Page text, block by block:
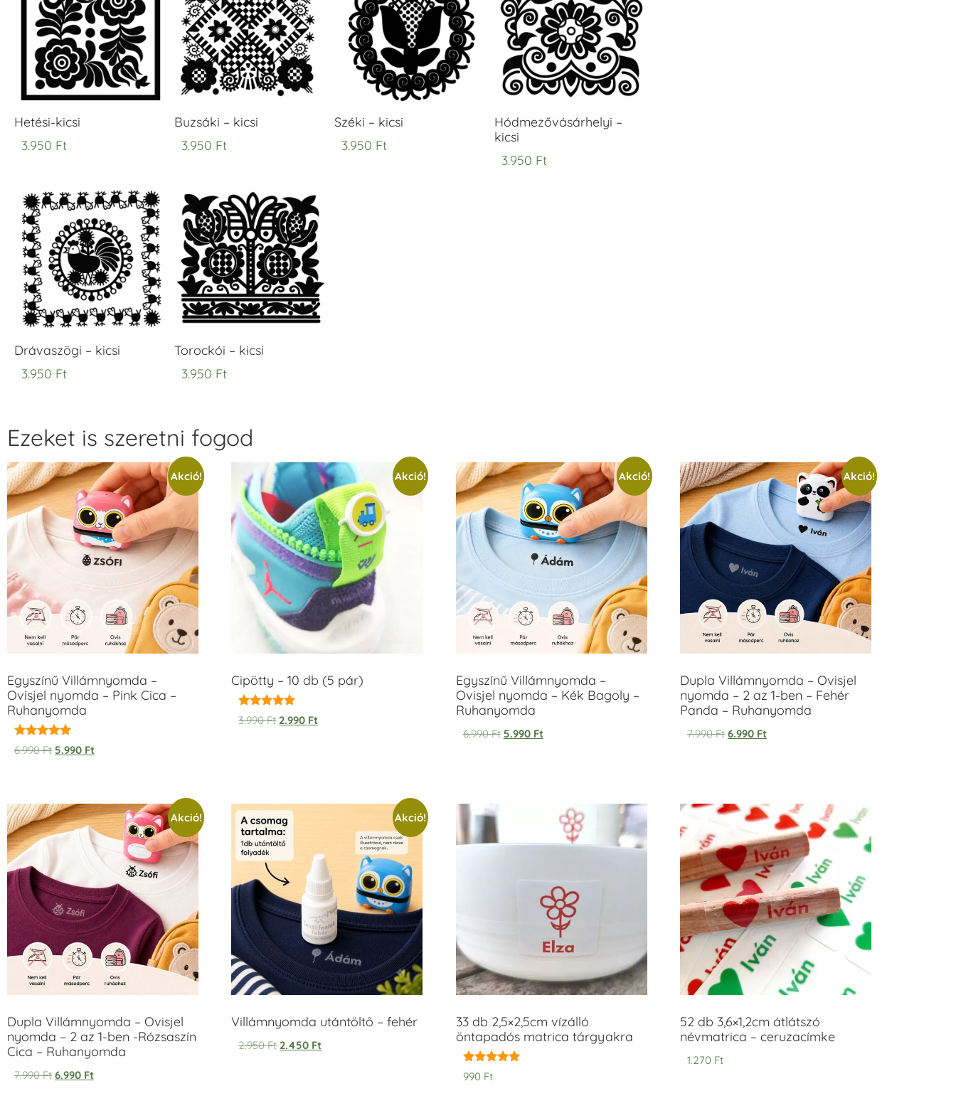
Hetési-kicsi
3.950 Ft
Buzsáki – kicsi
3.950 Ft
Széki – kicsi
3.950 Ft
Hódmezővásárhelyi –
kicsi
3.950 Ft
Drávaszögi – kicsi
3.950 Ft
Torockói – kicsi
3.950 Ft
Ezeket is szeretni fogod
Akció!
Egyszínű Villámnyomda –
Ovisjel nyomda – Pink Cica –
Ruhanyomda
Értékelés:
5.00
6.990Ft 5.990 Ft
Akció!
Cipötty – 10 db (5 pár)
Értékelés:
5.00
3.990Ft 2.990 Ft
Akció!
Egyszínű Villámnyomda –
Ovisjel nyomda – Kék Bagoly –
Ruhanyomda
6.990Ft 5.990 Ft
Akció!
Dupla Villámnyomda – Ovisjel
nyomda – 2 az 1-ben – Fehér
Panda – Ruhanyomda
7.990Ft 6.990 Ft
Akció!
Dupla Villámnyomda – Ovisjel
nyomda – 2 az 1-ben -Rózsaszín
Cica – Ruhanyomda
7.990Ft 6.990 Ft
Akció!
Villámnyomda utántöltő – fehér
2.950Ft 2.450 Ft
33 db 2,5×2,5cm vízálló
öntapadós matrica tárgyakra
Értékelés:
5.00
990 Ft
52 db 3,6×1,2cm átlátszó
névmatrica – ceruzacímke
1.270 Ft